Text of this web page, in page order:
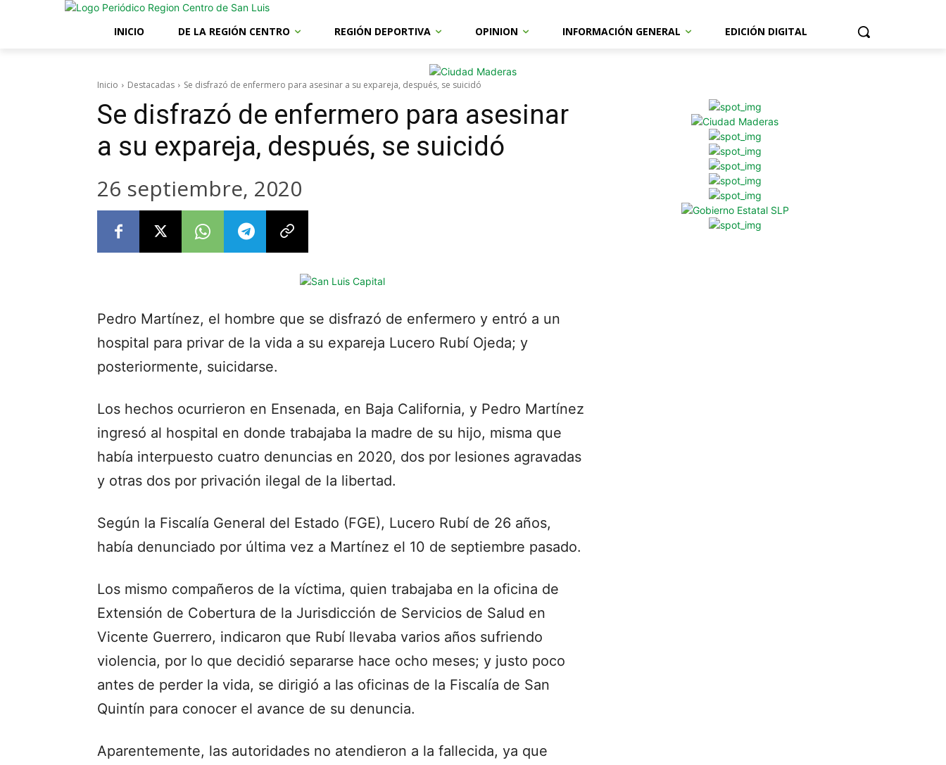
INICIO DE LA REGIÓN CENTRO REGIÓN DEPORTIVA OPINION INFORMACIÓN GENERAL EDICIÓN DIGITAL
Inicio Destacadas Se disfrazó de enfermero para asesinar a su expareja, después, se suicidó
Se disfrazó de enfermero para asesinar
a su expareja, después, se suicidó
26 septiembre, 2020
Pedro Martínez, el hombre que se disfrazó de enfermero y entró a un
hospital para privar de la vida a su expareja Lucero Rubí Ojeda; y
posteriormente, suicidarse.
Los hechos ocurrieron en Ensenada, en Baja California, y Pedro Martínez
ingresó al hospital en donde trabajaba la madre de su hijo, misma que
había interpuesto cuatro denuncias en 2020, dos por lesiones agravadas
y otras dos por privación ilegal de la libertad.
Según la Fiscalía General del Estado (FGE), Lucero Rubí de 26 años,
había denunciado por última vez a Martínez el 10 de septiembre pasado.
Los mismo compañeros de la víctima, quien trabajaba en la oficina de
Extensión de Cobertura de la Jurisdicción de Servicios de Salud en
Vicente Guerrero, indicaron que Rubí llevaba varios años sufriendo
violencia, por lo que decidió separarse hace ocho meses; y justo poco
antes de perder la vida, se dirigió a las oficinas de la Fiscalía de San
Quintín para conocer el avance de su denuncia.
Aparentemente, las autoridades no atendieron a la fallecida, ya que